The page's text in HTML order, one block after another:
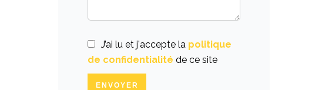
J’ai lu et j'accepte la politique
de confidentialité de ce site
ENVOYER